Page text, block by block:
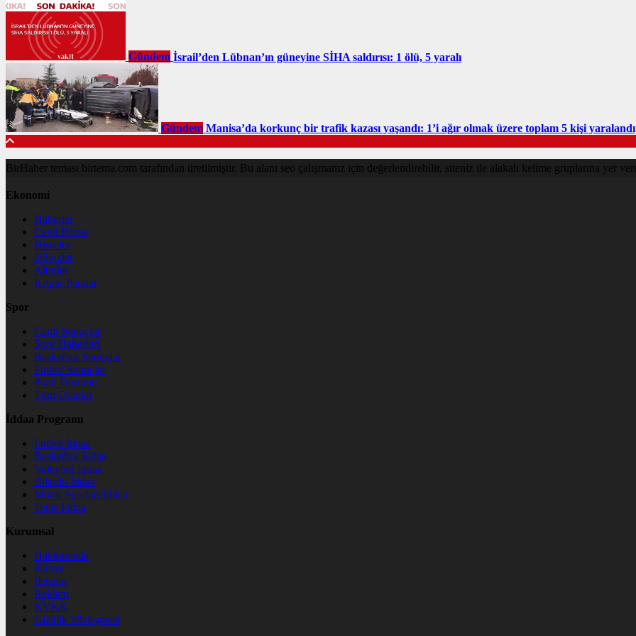
Gündem İsrail’den Lübnan’ın güneyine SİHA saldırısı: 1 ölü, 5 yaralı
Gündem Manisa’da korkunç bir trafik kazası yaşandı: 1’i ağır olmak üzere toplam 5 kişi yaralandı
BirHaber teması birtema.com tarafından üretilmiştir. Bu alanı seo çalışmanız için değerlendirebilir, siteniz ile alakalı kelime gruplarına yer
Ekonomi
Haberler
Canlı Borsa
Hisseler
Dövizler
Altınlar
Kripto Paralar
Spor
Canlı Sonuçlar
Spor Haberleri
Basketbol Sonuçlar
Futbol Sonuçlar
Puan Durumu
Tüm Oranlar
İddaa Programı
Futbol İddaa
Basketbol İddaa
Voleybol İddaa
Bilardo İddaa
Motor Sporları İddaa
Tenis İddaa
Kurumsal
Hakkımızda
Künye
İletişim
Reklam
KVKK
Gizlilik Sözleşmesi